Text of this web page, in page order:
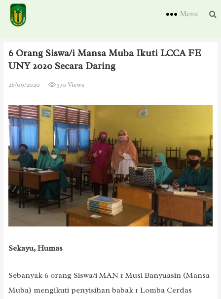
Menu
6 Orang Siswa/i Mansa Muba Ikuti LCCA FE
UNY 2020 Secara Daring
26/09/2020 570 Views
Sekayu, Humas
Sebanyak 6 orang Siswa/i MAN 1 Musi Banyuasin (Mansa
Muba) mengikuti penyisihan babak 1 Lomba Cerdas